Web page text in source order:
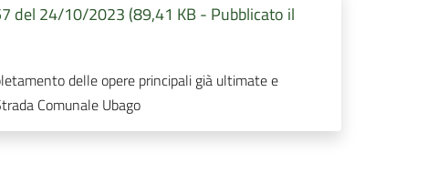
del 24/10/2023 (89,41 KB - Pubblicato il
delle opere principali già ultimate e
Comunale Ubago